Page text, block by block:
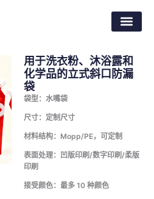
用于洗衣粉、沐浴露和
化学品的立式斜口防漏
袋
袋型：水嘴袋
尺寸：定制尺寸
材料结构：Mopp/PE，可定制
表面处理：凹版印刷/数字印刷/柔版
印刷
接受颜色：最多 10 种颜色